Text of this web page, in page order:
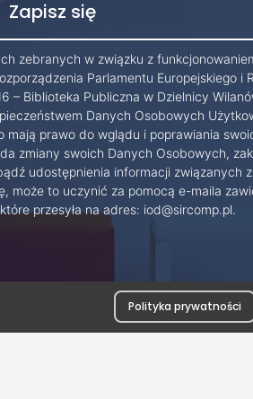
zebranych w związku z
Parlamentu Europejskiego i
– Biblioteka Publiczna w Dzielnicy
Danych Osobowych
mają prawo do wglądu i poprawiania
zmiany swoich Danych Osobowych,
udostępnienia informacji związanych
może to uczynić za pomocą e-maila
przesyła na adres: iod@sircomp.pl.
Polityka prywatności